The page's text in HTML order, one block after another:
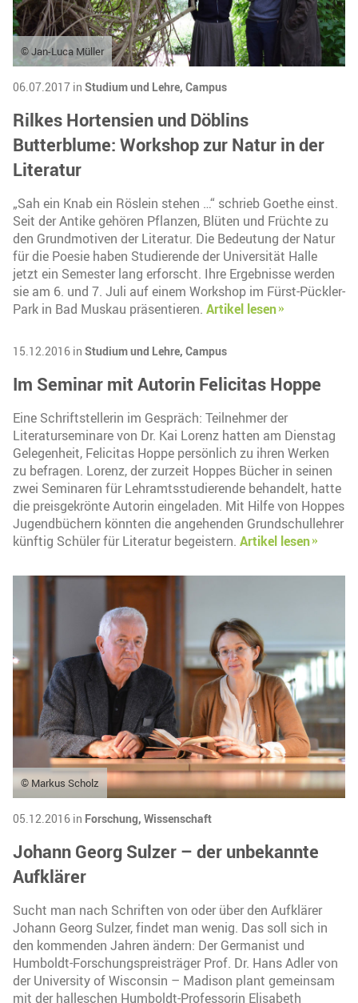
© Jan-Luca Müller
06.07.2017 in Studium und Lehre, Campus
Rilkes Hortensien und Döblins
Butterblume: Workshop zur Natur in der
Literatur
„Sah ein Knab ein Röslein stehen …“ schrieb Goethe einst.
Seit der Antike gehören Pflanzen, Blüten und Früchte zu
den Grundmotiven der Literatur. Die Bedeutung der Natur
für die Poesie haben Studierende der Universität Halle
jetzt ein Semester lang erforscht. Ihre Ergebnisse werden
sie am 6. und 7. Juli auf einem Workshop im Fürst-Pückler-
Park in Bad Muskau präsentieren. Artikel lesen
15.12.2016 in Studium und Lehre, Campus
Im Seminar mit Autorin Felicitas Hoppe
Eine Schriftstellerin im Gespräch: Teilnehmer der
Literaturseminare von Dr. Kai Lorenz hatten am Dienstag
Gelegenheit, Felicitas Hoppe persönlich zu ihren Werken
zu befragen. Lorenz, der zurzeit Hoppes Bücher in seinen
zwei Seminaren für Lehramtsstudierende behandelt, hatte
die preisgekrönte Autorin eingeladen. Mit Hilfe von Hoppes
Jugendbüchern könnten die angehenden Grundschullehrer
künftig Schüler für Literatur begeistern. Artikel lesen
© Markus Scholz
05.12.2016 in Forschung, Wissenschaft
Johann Georg Sulzer – der unbekannte
Aufklärer
Sucht man nach Schriften von oder über den Aufklärer
Johann Georg Sulzer, findet man wenig. Das soll sich in
den kommenden Jahren ändern: Der Germanist und
Humboldt-Forschungspreisträger Prof. Dr. Hans Adler von
der University of Wisconsin – Madison plant gemeinsam
mit der halleschen Humboldt-Professorin Elisabeth